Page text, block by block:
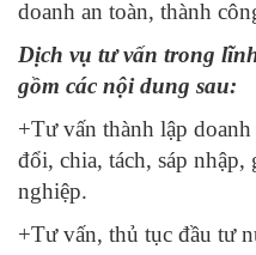
doanh an toàn, thành
Dịch vụ tư vấn trong
gồm các nội dung sau:
+Tư vấn thành lập
đổi, chia, tách, sáp nhập,
nghiệp.
+Tư vấn, thủ tục đầu tư